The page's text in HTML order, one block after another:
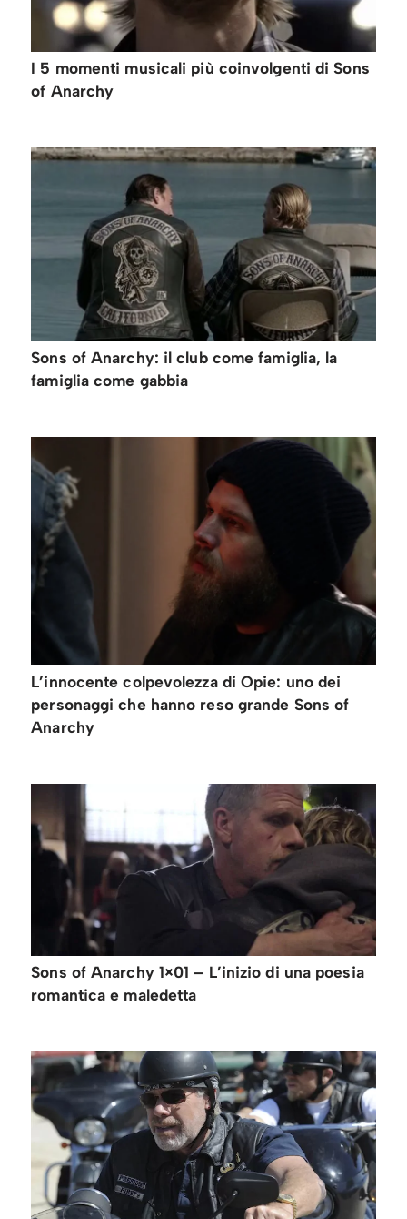
I 5 momenti musicali più coinvolgenti di Sons
of Anarchy
Sons of Anarchy: il club come famiglia, la
famiglia come gabbia
L’innocente colpevolezza di Opie: uno dei
personaggi che hanno reso grande Sons of
Anarchy
Sons of Anarchy 1×01 – L’inizio di una poesia
romantica e maledetta